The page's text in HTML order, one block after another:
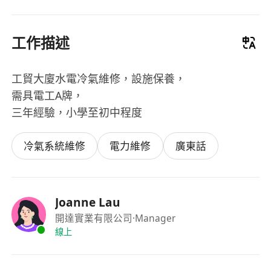
工作描述
工貿大廈水電冷氣維修，設施保養，
需具電工A牌，
三年經驗，小學至初中程度
冷氣系統維修 電力維修 廣東話
Joanne Lau
開達實業有限公司·Manager
線上